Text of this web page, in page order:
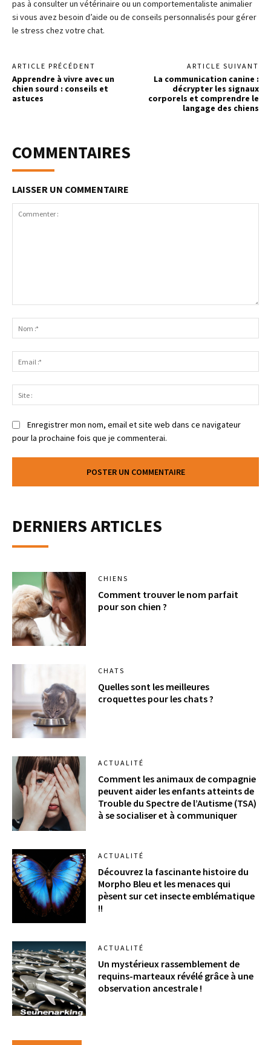
pas à consulter un vétérinaire ou un comportementaliste animalier
si vous avez besoin d’aide ou de conseils personnalisés pour gérer
le stress chez votre chat.
ARTICLE PRÉCÉDENT
Apprendre à vivre avec un
chien sourd : conseils et
astuces
ARTICLE SUIVANT
La communication canine :
décrypter les signaux
corporels et comprendre le
langage des chiens
COMMENTAIRES
LAISSER UN COMMENTAIRE
Enregistrer mon nom, email et site web dans ce navigateur
pour la prochaine fois que je commenterai.
DERNIERS ARTICLES
CHIENS
Comment trouver le nom parfait
pour son chien ?
CHATS
Quelles sont les meilleures
croquettes pour les chats ?
ACTUALITÉ
Comment les animaux de compagnie
peuvent aider les enfants atteints de
Trouble du Spectre de l’Autisme (TSA)
à se socialiser et à communiquer
ACTUALITÉ
Découvrez la fascinante histoire du
Morpho Bleu et les menaces qui
pèsent sur cet insecte emblématique
!!
ACTUALITÉ
Un mystérieux rassemblement de
requins-marteaux révélé grâce à une
observation ancestrale !